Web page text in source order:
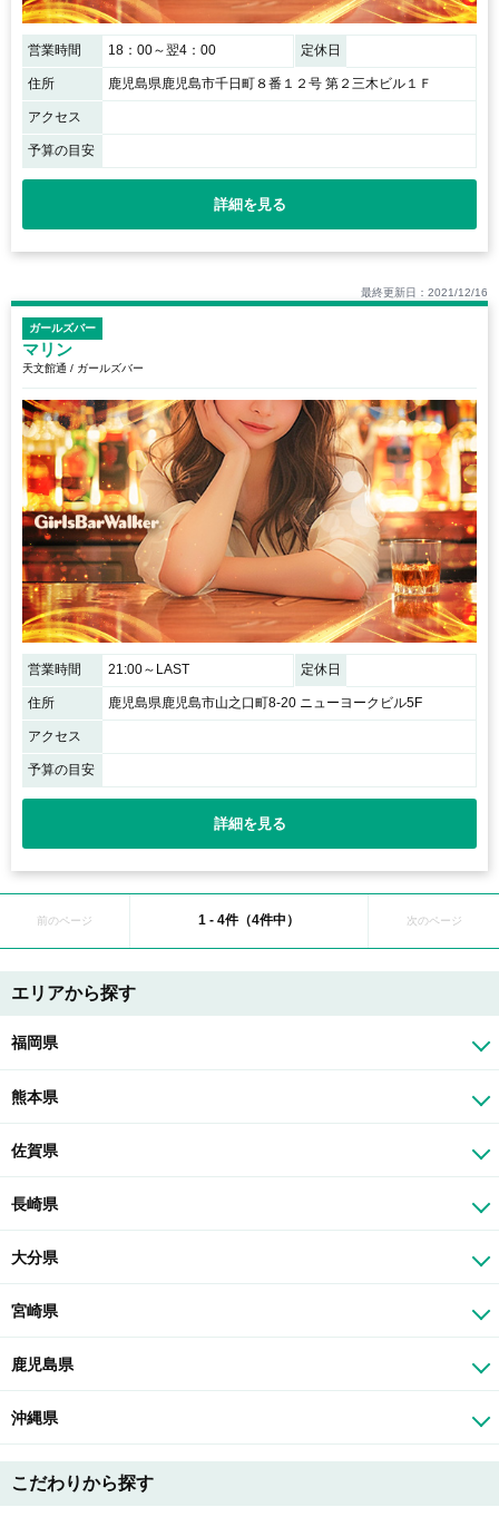
営業時間 18：00～翌4：00 定休日
住所 鹿児島県鹿児島市千日町８番１２号 第２三木ビル１Ｆ
アクセス
予算の目安
詳細を見る
最終更新日：2021/12/16
ガールズバー
マリン
天文館通 / ガールズバー
営業時間 21:00～LAST 定休日
住所 鹿児島県鹿児島市山之口町8-20 ニューヨークビル5F
アクセス
予算の目安
詳細を見る
前のページ 1 - 4件（4件中） 次のページ
エリアから探す
福岡県
熊本県
佐賀県
長崎県
大分県
宮崎県
鹿児島県
沖縄県
こだわりから探す